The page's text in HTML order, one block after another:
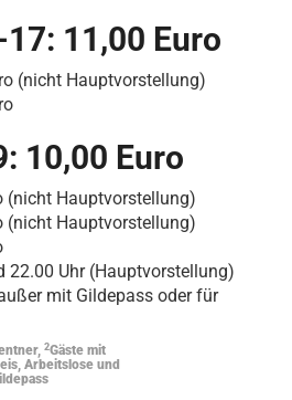
11,00 Euro
(nicht Hauptvorstellung)
10,00 Euro
(nicht Hauptvorstellung)
(nicht Hauptvorstellung)
22.00 Uhr (Hauptvorstellung)
mit Gildepass oder für
2Gäste mit
Arbeitslose und